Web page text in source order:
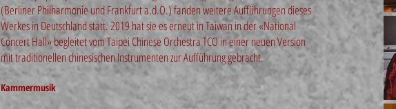
(Berliner Philharmonie und Frankfurt a.d.O.) fanden weitere Aufführungen dieses
Werkes in Deutschland statt. 2019 hat sie es erneut in Taiwan in der «National
Concert Hall» begleitet vom Taipei Chinese Orchestra TCO in einer neuen Version
mit traditionellen chinesischen Instrumenten zur Aufführung gebracht.
Kammermusik